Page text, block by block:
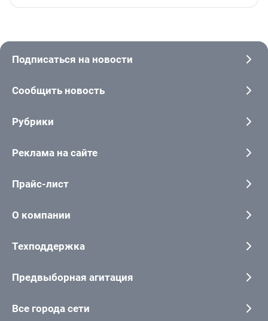
Подписаться на новости
Сообщить новость
Рубрики
Реклама на сайте
Прайс-лист
О компании
Техподдержка
Предвыборная агитация
Все города сети